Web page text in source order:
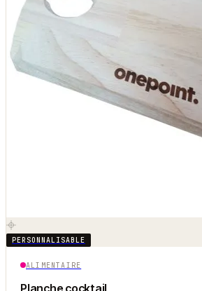
PERSONNALISABLE
ALIMENTAIRE
Planche cocktail